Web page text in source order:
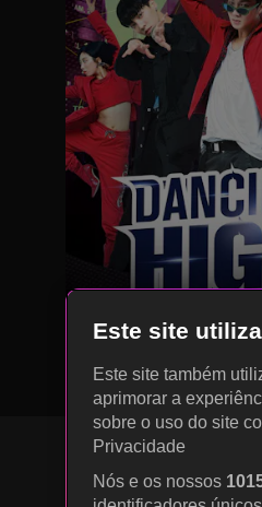
Este site
Este site também
aprimorar a
sobre o uso do site
Privacidade
Nós e os nossos